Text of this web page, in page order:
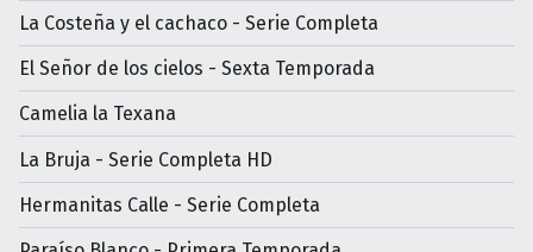
La Costeña y el cachaco - Serie Completa
El Señor de los cielos - Sexta Temporada
Camelia la Texana
La Bruja - Serie Completa HD
Hermanitas Calle - Serie Completa